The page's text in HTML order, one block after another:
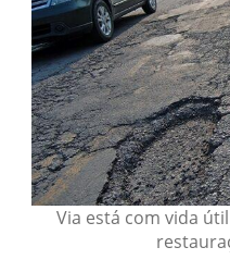
Via está com vida